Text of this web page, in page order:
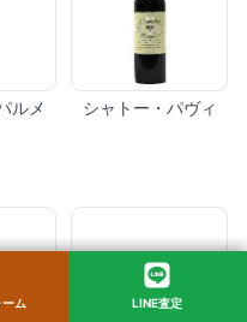
ルメ シャトー・パヴィ
ム LINE査定